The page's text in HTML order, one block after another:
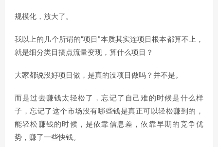
规模化，放大了。
我以上的几个所谓的“项目”本质其实连项目根本都算不上，
就是细分类目搞点流量变现，算什么项目？
大家都说没好项目做，是真的没项目做吗？并不是。
而是过去赚钱太轻松了，忘记了自己难的时候是什么样
子，忘记了这个市场没有哪些钱是真正可以轻松赚到的，
能轻松赚钱的时候，是依靠信息差，依靠早期的竞争优
势，赚了一些快钱。